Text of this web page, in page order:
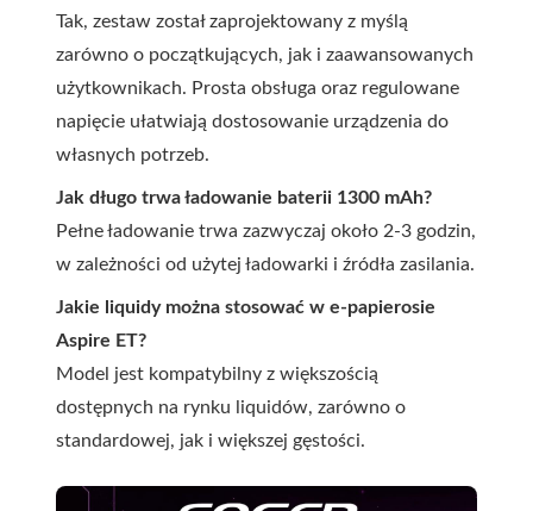
Tak, zestaw został zaprojektowany z myślą
zarówno o początkujących, jak i zaawansowanych
użytkownikach. Prosta obsługa oraz regulowane
napięcie ułatwiają dostosowanie urządzenia do
własnych potrzeb.
Jak długo trwa ładowanie baterii 1300 mAh?
Pełne ładowanie trwa zazwyczaj około 2-3 godzin,
w zależności od użytej ładowarki i źródła zasilania.
Jakie liquidy można stosować w e-papierosie
Aspire ET?
Model jest kompatybilny z większością
dostępnych na rynku liquidów, zarówno o
standardowej, jak i większej gęstości.